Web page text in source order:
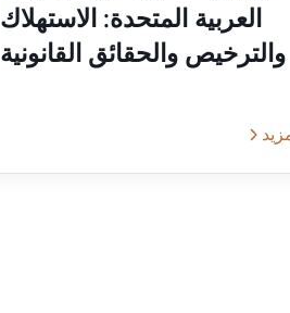
العربية المتحدة: الاستهلاك
والترخيص والحقائق القانونية